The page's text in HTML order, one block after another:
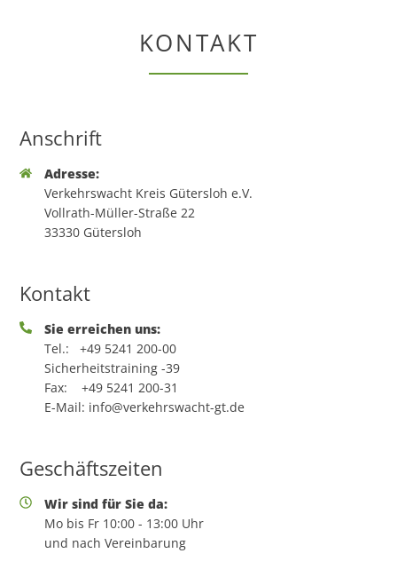
KONTAKT
Anschrift
Adresse:
Verkehrswacht Kreis Gütersloh e.V.
Vollrath-Müller-Straße 22
33330 Gütersloh
Kontakt
Sie erreichen uns:
Tel.:+49 5241 200-00
Sicherheitstraining -39
Fax:+49 5241 200-31
E-Mail: info@verkehrswacht-gt.de
Geschäftszeiten
Wir sind für Sie da:
Mo bis Fr 10:00 - 13:00 Uhr
und nach Vereinbarung